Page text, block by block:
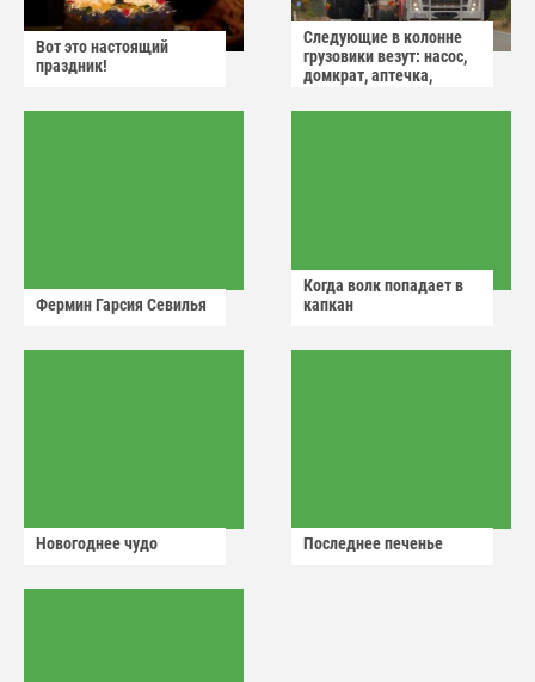
Вот это настоящий
праздник!
Следующие в колонне
грузовики везут: насос,
домкрат, аптечка,
Фермин Гарсия Севилья
Когда волк попадает в
капкан
Новогоднее чудо Последнее печенье